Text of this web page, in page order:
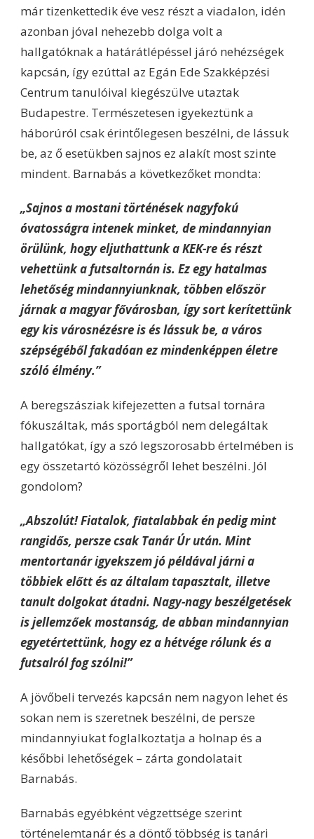
már tizenkettedik éve vesz részt a viadalon, idén
azonban jóval nehezebb dolga volt a
hallgatóknak a határátlépéssel járó nehézségek
kapcsán, így ezúttal az Egán Ede Szakképzési
Centrum tanulóival kiegészülve utaztak
Budapestre. Természetesen igyekeztünk a
háborúról csak érintőlegesen beszélni, de lássuk
be, az ő esetükben sajnos ez alakít most szinte
mindent. Barnabás a következőket mondta:
„Sajnos a mostani történések nagyfokú
óvatosságra intenek minket, de mindannyian
örülünk, hogy eljuthattunk a KEK-re és részt
vehettünk a futsaltornán is. Ez egy hatalmas
lehetőség mindannyiunknak, többen először
járnak a magyar fővárosban, így sort kerítettünk
egy kis városnézésre is és lássuk be, a város
szépségéből fakadóan ez mindenképpen életre
szóló élmény.”
A beregszásziak kifejezetten a futsal tornára
fókuszáltak, más sportágból nem delegáltak
hallgatókat, így a szó legszorosabb értelmében is
egy összetartó közösségről lehet beszélni. Jól
gondolom?
„Abszolút! Fiatalok, fiatalabbak én pedig mint
rangidős, persze csak Tanár Úr után. Mint
mentortanár igyekszem jó példával járni a
többiek előtt és az általam tapasztalt, illetve
tanult dolgokat átadni. Nagy-nagy beszélgetések
is jellemzőek mostanság, de abban mindannyian
egyetértettünk, hogy ez a hétvége rólunk és a
futsalról fog szólni!”
A jövőbeli tervezés kapcsán nem nagyon lehet és
sokan nem is szeretnek beszélni, de persze
mindannyiukat foglalkoztatja a holnap és a
későbbi lehetőségek – zárta gondolatait
Barnabás.
Barnabás egyébként végzettsége szerint
történelemtanár és a döntő többség is tanári